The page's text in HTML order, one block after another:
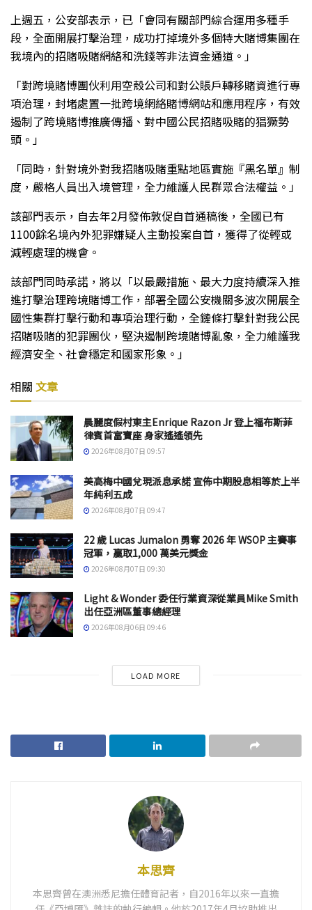
上週五，公安部表示，已「會同有關部門綜合運用多種手
段，全面開展打擊治理，成功打掉境外多個特大賭博集團在
我境內的招賭吸賭網絡和洗錢等非法資金通道。」
「對跨境賭博團伙利用空殼公司和對公賬戶轉移賭資進行專
項治理，封堵處置一批跨境網絡賭博網站和應用程序，有效
遏制了跨境賭博推廣傳播、對中國公民招賭吸賭的猖獗勢
頭。」
「同時，針對境外對我招賭吸賭重點地區實施『黑名單』制
度，嚴格人員出入境管理，全力維護人民群眾合法權益。」
該部門表示，自去年2月發佈敦促自首通稿後，全國已有
1100餘名境內外犯罪嫌疑人主動投案自首，獲得了從輕或
減輕處理的機會。
該部門同時承諾，將以「以最嚴措施、最大力度持續深入推
進打擊治理跨境賭博工作，部署全國公安機關多波次開展全
國性集群打擊行動和專項治理行動，全鏈條打擊針對我公民
招賭吸賭的犯罪團伙，堅決遏制跨境賭博亂象，全力維護我
經濟安全、社會穩定和國家形象。」
相關 文章
晨麗度假村東主Enrique Razon Jr 登上福布斯菲
律賓首富寶座 身家遙遙領先
2026年08月07日 09:57
美高梅中國兌現派息承諾 宣佈中期股息相等於上半
年純利五成
2026年08月07日 09:47
22 歲 Lucas Jumalon 勇奪 2026 年 WSOP 主賽事
冠軍，贏取1,000 萬美元獎金
2026年08月07日 09:30
Light & Wonder 委任行業資深從業員Mike Smith
出任亞洲區董事總經理
2026年08月06日 09:46
LOAD MORE
本思齊
本思齊曾在澳洲悉尼擔任體育記者，自2016年以來一直擔